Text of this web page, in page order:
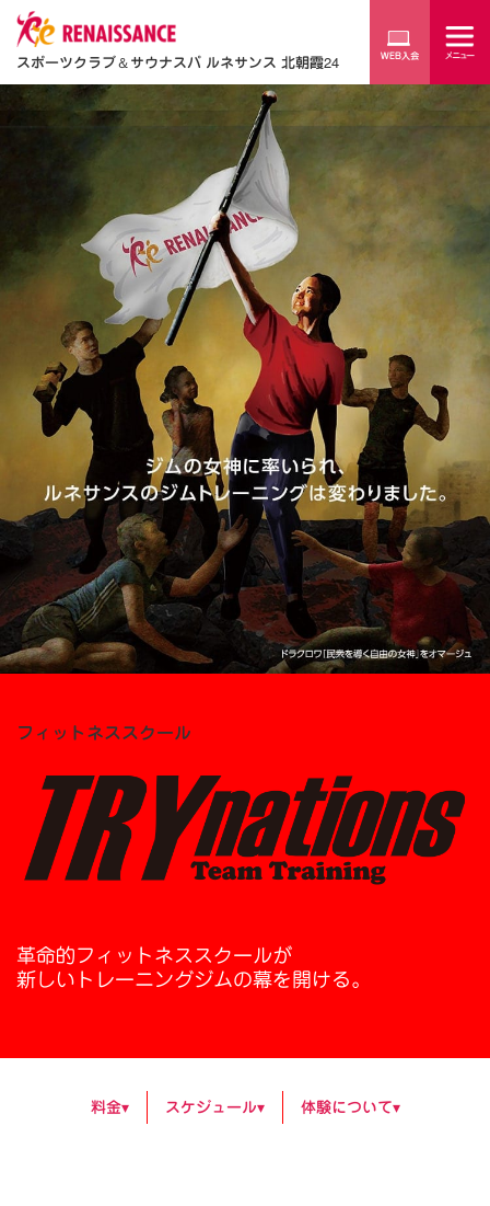
スポーツクラブ＆サウナスパ ルネサンス 北朝霞24
フィットネススクール
革命的フィットネススクールが
新しいトレーニングジムの幕を開ける。
料金▾ スケジュール▾ 体験について▾